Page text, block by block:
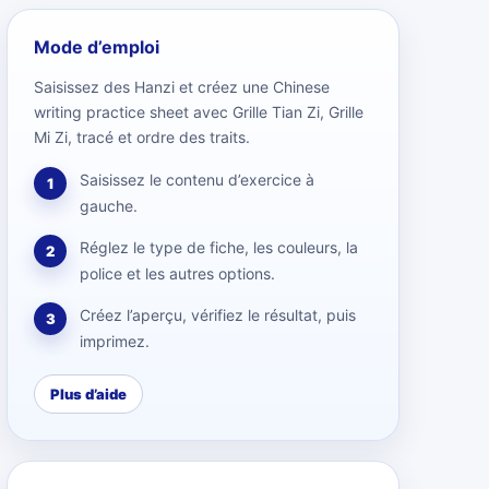
Mode d’emploi
Saisissez des Hanzi et créez une Chinese
writing practice sheet avec Grille Tian Zi, Grille
Mi Zi, tracé et ordre des traits.
1
Saisissez le contenu d’exercice à
gauche.
2
Réglez le type de fiche, les couleurs, la
police et les autres options.
3
Créez l’aperçu, vérifiez le résultat, puis
imprimez.
Plus d’aide